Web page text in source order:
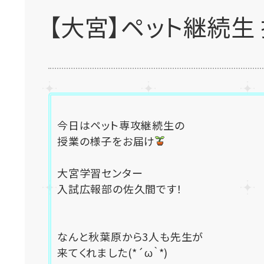
【大宮】ペット継続
今日はペット専攻継続生の
授業の様子をお届け
大宮学習センター
入試広報部の佐久間です！
なんと秋葉原から3人も先生が
来てくれました(*´ω｀*)